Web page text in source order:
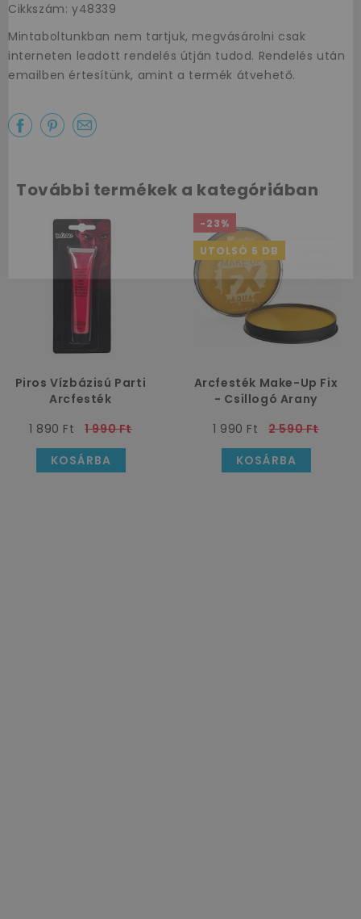
Cikkszám: y48339
Mintaboltunkban nem tartjuk, megvásárolni csak
interneten leadott rendelés útján tudod. Rendelés után
emailben értesítünk, amint a termék átvehető.
További termékek a kategóriában
Piros Vízbázisú Parti
Arcfesték
1 890 Ft
1 990 Ft
KOSÁRBA
-23%
UTOLSÓ 5 DB
Arcfesték Make-Up Fix
- Csillogó Arany
1 990 Ft
2 590 Ft
KOSÁRBA
Az első
szeretnénk
kedveskedni egy
kuponnal.